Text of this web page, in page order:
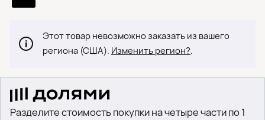
Этот товар невозможно заказать из вашего
региона (США). Изменить регион?.
Разделите стоимость покупки на четыре части по 1